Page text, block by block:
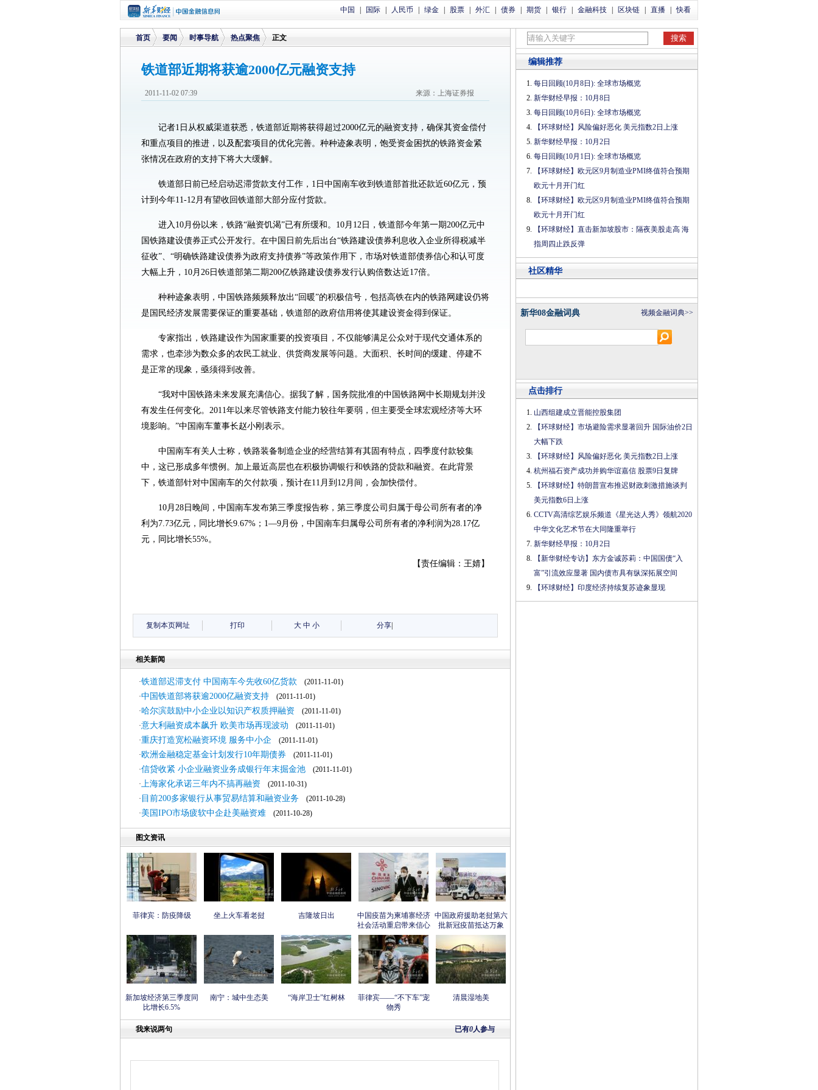
中国 国际 人民币 绿金 股票 外汇 债券 期货 银行 金融科技 区块链 直播 快看
首页
>
要闻
>
时事导航 热点聚焦 正文
铁道部近期将获逾2000亿元融资支持
来源：上海证券报
2011-11-02 07:39
记者1日从权威渠道获悉，铁道部近期将获得超过2000亿元的融资支持，确保其资金偿付
和重点项目的推进，以及配套项目的优化完善。种种迹象表明，饱受资金困扰的铁路资金紧
张情况在政府的支持下将大大缓解。
铁道部日前已经启动迟滞货款支付工作，1日中国南车收到铁道部首批还款近60亿元，预
计到今年11-12月有望收回铁道部大部分应付货款。
进入10月份以来，铁路“融资饥渴”已有所缓和。10月12日，铁道部今年第一期200亿元中
国铁路建设债券正式公开发行。在中国日前先后出台“铁路建设债券利息收入企业所得税减半
征收”、“明确铁路建设债券为政府支持债券”等政策作用下，市场对铁道部债券信心和认可度
大幅上升，10月26日铁道部第二期200亿铁路建设债券发行认购倍数达近17倍。
种种迹象表明，中国铁路频频释放出“回暖”的积极信号，包括高铁在内的铁路网建设仍将
是国民经济发展需要保证的重要基础，铁道部的政府信用将使其建设资金得到保证。
专家指出，铁路建设作为国家重要的投资项目，不仅能够满足公众对于现代交通体系的
需求，也牵涉为数众多的农民工就业、供货商发展等问题。大面积、长时间的缓建、停建不
是正常的现象，亟须得到改善。
“我对中国铁路未来发展充满信心。据我了解，国务院批准的中国铁路网中长期规划并没
有发生任何变化。2011年以来尽管铁路支付能力较往年要弱，但主要受全球宏观经济等大环
境影响。”中国南车董事长赵小刚表示。
中国南车有关人士称，铁路装备制造企业的经营结算有其固有特点，四季度付款较集
中，这已形成多年惯例。加上最近高层也在积极协调银行和铁路的贷款和融资。在此背景
下，铁道部针对中国南车的欠付款项，预计在11月到12月间，会加快偿付。
10月28日晚间，中国南车发布第三季度报告称，第三季度公司归属于母公司所有者的净
利为7.73亿元，同比增长9.67%；1—9月份，中国南车归属母公司所有者的净利润为28.17亿
元，同比增长55%。
【责任编辑：王婧】
复制本页网址 打印 大 中 小 分享
相关新闻
·铁道部迟滞支付 中国南车今先收60亿货款 (2011-11-01)
·中国铁道部将获逾2000亿融资支持 (2011-11-01)
·哈尔滨鼓励中小企业以知识产权质押融资 (2011-11-01)
·意大利融资成本飙升 欧美市场再现波动 (2011-11-01)
·重庆打造宽松融资环境 服务中小企 (2011-11-01)
·欧洲金融稳定基金计划发行10年期债券 (2011-11-01)
·信贷收紧 小企业融资业务成银行年末掘金池 (2011-11-01)
·上海家化承诺三年内不搞再融资 (2011-10-31)
· 目前200多家银行从事贸易结算和融资业务 (2011-10-28)
·美国IPO市场疲软中企赴美融资难 (2011-10-28)
图文资讯
菲律宾：防疫降级 坐上火车看老挝 吉隆坡日出
中国疫苗为柬埔寨经济
社会活动重启带来信心
中国政府援助老挝第六
批新冠疫苗抵达万象
新加坡经济第三季度同
比增长6.5%
南宁：城中生态美 “海岸卫士”红树林
菲律宾——“不下车”宠
物秀
清晨湿地美
已有0人参与
我来说两句
编辑推荐
每日回顾(10月8日): 全球市场概览
新华财经早报：10月8日
每日回顾(10月6日): 全球市场概览
【环球财经】风险偏好恶化 美元指数2日上涨
新华财经早报：10月2日
每日回顾(10月1日): 全球市场概览
【环球财经】欧元区9月制造业PMI终值符合预期
欧元十月开门红
【环球财经】欧元区9月制造业PMI终值符合预期
欧元十月开门红
【环球财经】直击新加坡股市：隔夜美股走高 海
指周四止跌反弹
社区精华
新华08金融词典 视频金融词典>>
点击排行
山西组建成立晋能控股集团
【环球财经】市场避险需求显著回升 国际油价2日
大幅下跌
【环球财经】风险偏好恶化 美元指数2日上涨
杭州福石资产成功并购华谊嘉信 股票9日复牌
【环球财经】特朗普宣布推迟财政刺激措施谈判
美元指数6日上涨
CCTV高清综艺娱乐频道《星光达人秀》领航2020
中华文化艺术节在大同隆重举行
新华财经早报：10月2日
【新华财经专访】东方金诚苏莉：中国国债“入
富”引流效应显著 国内债市具有纵深拓展空间
【环球财经】印度经济持续复苏迹象显现